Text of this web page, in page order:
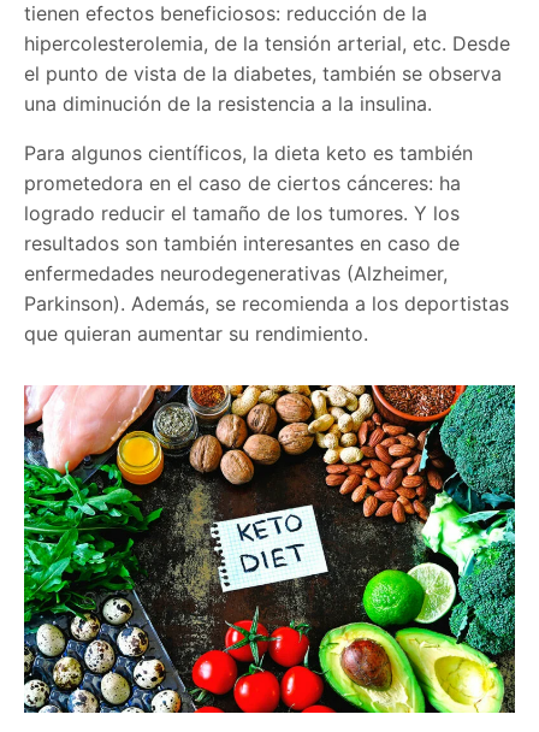
tienen efectos beneficiosos: reducción de la
hipercolesterolemia, de la tensión arterial, etc. Desde
el punto de vista de la diabetes, también se observa
una diminución de la resistencia a la insulina.
Para algunos científicos, la dieta keto es también
prometedora en el caso de ciertos cánceres: ha
logrado reducir el tamaño de los tumores. Y los
resultados son también interesantes en caso de
enfermedades neurodegenerativas (Alzheimer,
Parkinson). Además, se recomienda a los deportistas
que quieran aumentar su rendimiento.